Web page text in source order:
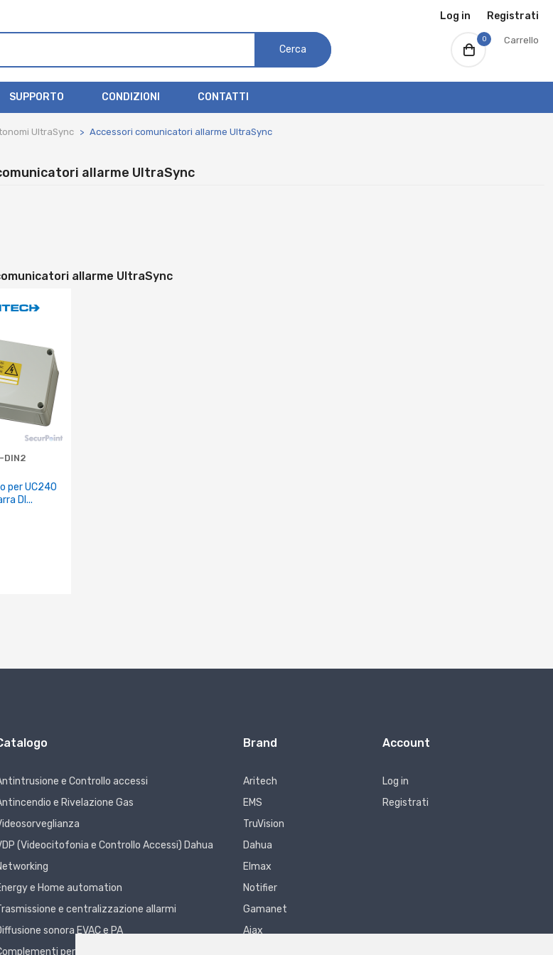
Log in Registrati
Cerca
0 Carrello
SUPPORTO CONDIZIONI CONTATTI
UltraSync Accessori comunicatori allarme UltraSync
allarme UltraSync
allarme UltraSync
DIN2
per UC240
DI...
e Controllo accessi
e Rivelazione Gas
(Videocitofonia e Controllo Accessi) Dahua
e Home automation
e centralizzazione allarmi
sonora EVAC e PA
per sistemi di sicurezza
Brand
Aritech
EMS
TruVision
Dahua
Elmax
Notifier
Gamanet
Ajax
Account
Log in
Registrati